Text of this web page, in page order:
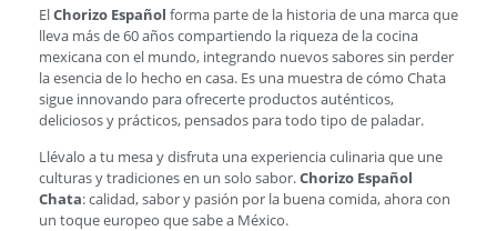
ElChorizo Español forma parte de la historia de una marca que
lleva más de 60 años compartiendo la riqueza de la cocina
mexicana con el mundo, integrando nuevos sabores sin perder
la esencia de lo hecho en casa. Es una muestra de cómo Chata
sigue innovando para ofrecerte productos auténticos,
deliciosos y prácticos, pensados para todo tipo de paladar.
Llévalo a tu mesa y disfruta una experiencia culinaria que une
culturas y tradiciones en un solo sabor.Chorizo Español
Chata: calidad, sabor y pasión por la buena comida, ahora con
un toque europeo que sabe a México.